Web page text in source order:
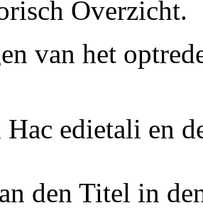
Overzicht.
van het
edietali en
den Titel in